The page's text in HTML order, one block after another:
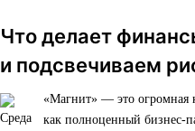
Что делает
и подсвечиваем
«Магнит» — это огромная
как полноценный бизнес-